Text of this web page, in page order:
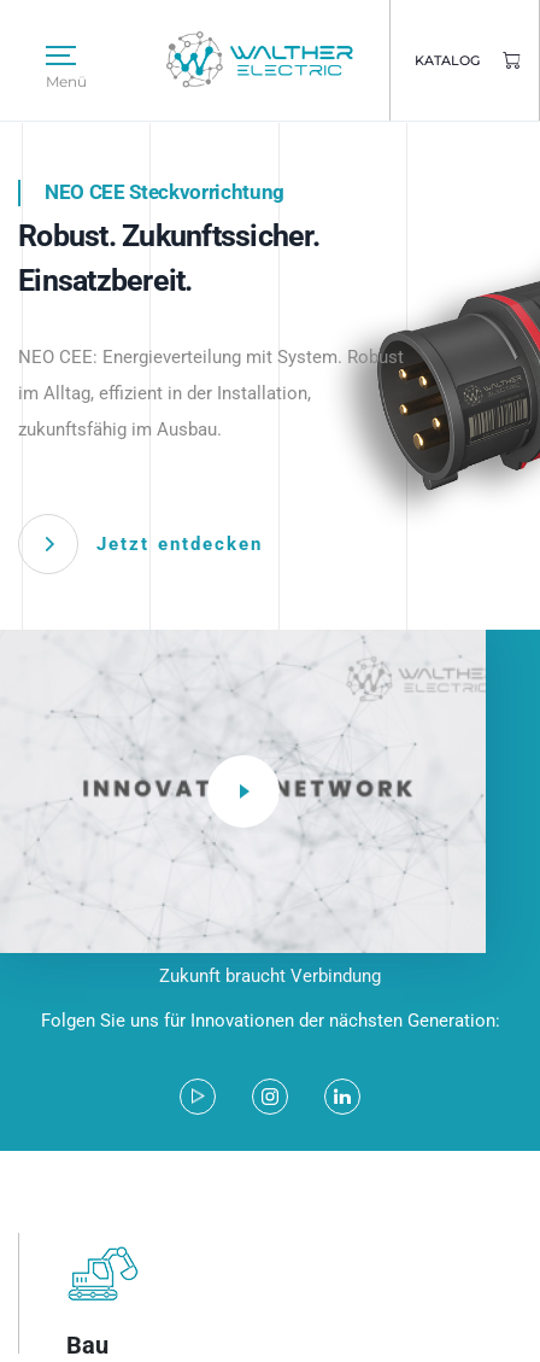
Menü
KATALOG
Intelligente Stromverteilung
beginnt hier.
NEO CEE Steckvorrichtung
Robust. Zukunftssicher.
Einsatzbereit.
NEO CEE: Energieverteilung mit System. Robust
im Alltag, effizient in der Installation,
zukunftsfähig im Ausbau.
Jetzt entdecken
Intelligenz trifft Energie.
Anwendungen – robust, IP-geschützt und
zukunftsfähig.
Zukunft braucht Verbindung
Folgen Sie uns für Innovationen der nächsten Generation:
Bau